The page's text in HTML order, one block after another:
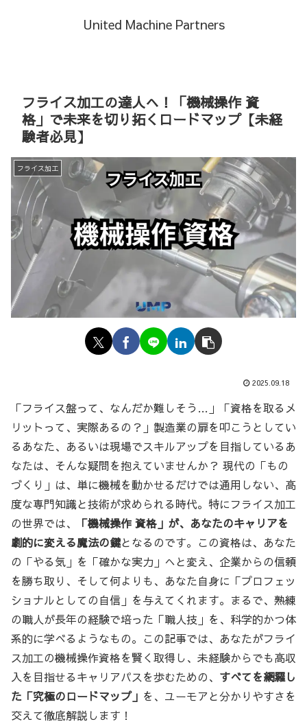
United Machine Partners
フライス加工の達人へ！「機械操作 資
格」で未来を切り拓くロードマップ【未経
験者必見】
フライス加工
2025.09.18
「フライス盤って、なんだか難しそう…」「資格を取るメ
リットって、実際あるの？」製造業の扉を叩こうとしてい
るあなた、あるいは現場でスキルアップを目指しているあ
なたは、そんな疑問を抱えていませんか？ 現代の「もの
づくり」は、単に機械を動かせるだけでは通用しない、高
度な専門知識と技術が求められる時代。特にフライス加工
の世界では、
「機械操作 資格」が、あなたのキャリアを
劇的に変える魔法の鍵となるのです。この資格は、あなた
の「やる気」を「確かな実力」へと変え、企業からの信頼
を勝ち取り、そして何よりも、あなた自身に「プロフェッ
ショナルとしての自信」を与えてくれます。まるで、熟練
の職人が長年の経験で培った「職人技」を、科学的かつ体
系的に学べるようなもの。この記事では、あなたがフライ
ス加工の機械操作資格を賢く取得し、未経験からでも高収
入を目指せるキャリアパスを歩むための、 すべてを網羅し
た「究極のロードマップ」 を、ユーモアと分かりやすさを
交えて徹底解説します！